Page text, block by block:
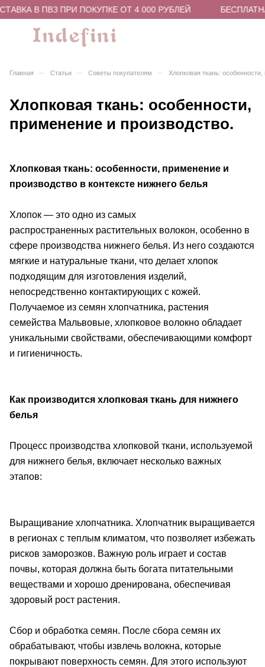
В ПВЗ ПРИ ПОКУПКЕ ОТ 4 000 РУБЛЕЙ
Главная – Статьи – Советы покупателям – Хлопковая ткань:
Хлопковая ткань: особенности,
применение и производство.
Хлопковая ткань: особенности, применение и
производство в контексте нижнего белья
Хлопок — это одно из самых
распространенных растительных волокон, особенно в
сфере производства нижнего белья. Из него создаются
мягкие и натуральные ткани, что делает хлопок
подходящим для изготовления изделий,
непосредственно контактирующих с кожей.
Получаемое из семян хлопчатника, растения
семейства Мальвовые, хлопковое волокно обладает
уникальными свойствами, обеспечивающими комфорт
и гигиеничность.
Как производится хлопковая ткань для нижнего
белья
Процесс производства хлопковой ткани, используемой
для нижнего белья, включает несколько важных
этапов:
Выращивание хлопчатника. Хлопчатник выращивается
в регионах с теплым климатом, что позволяет избежать
рисков заморозков. Важную роль играет и состав
почвы, которая должна быть богата питательными
веществами и хорошо дренирована, обеспечивая
здоровый рост растения.
Сбор и обработка семян. После сбора семян их
обрабатывают, чтобы извлечь волокна, которые
покрывают поверхность семян. Для этого используют